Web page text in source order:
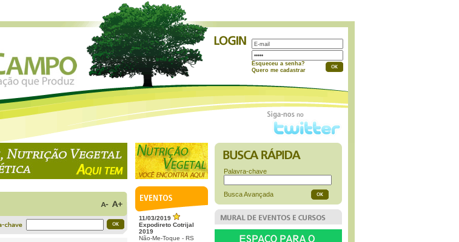
Esqueceu a senha?
Quero me cadastrar
11/03/2019
Expodireto Cotrijal
2019
Não-Me-Toque - RS
Palavra-chave
Busca Avançada